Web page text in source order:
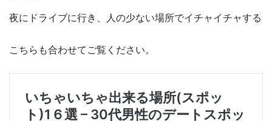
夜にドライブに行き、人の少ない場所でイチャイチャする
こちらも合わせてご覧ください。